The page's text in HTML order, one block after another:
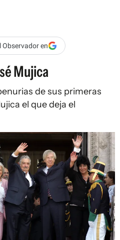
Observador en
Mujica
de sus primeras
el que deja el